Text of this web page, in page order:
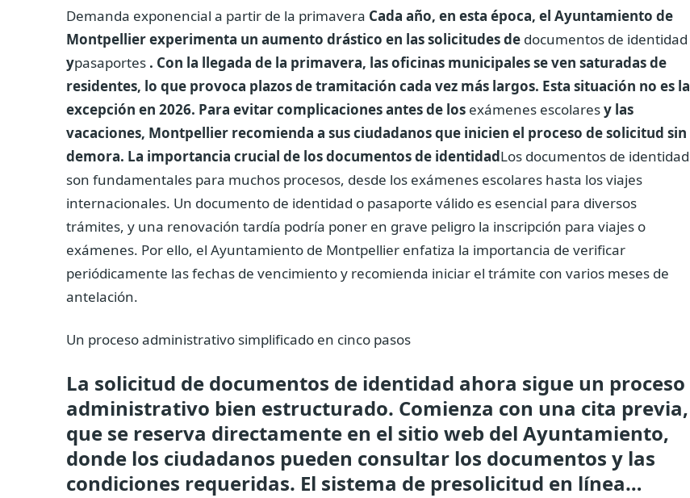
Demanda exponencial a partir de la primavera Cada año, en esta época, el Ayuntamiento de
Montpellier experimenta un aumento drástico en las solicitudes de documentos de identidad
ypasaportes . Con la llegada de la primavera, las oficinas municipales se ven saturadas de
residentes, lo que provoca plazos de tramitación cada vez más largos. Esta situación no es la
excepción en 2026. Para evitar complicaciones antes de los exámenes escolaresy las
vacaciones, Montpellier recomienda a sus ciudadanos que inicien el proceso de solicitud sin
demora. La importancia crucial de los documentos de identidadLos documentos de identidad
son fundamentales para muchos procesos, desde los exámenes escolares hasta los viajes
internacionales. Un documento de identidad o pasaporte válido es esencial para diversos
trámites, y una renovación tardía podría poner en grave peligro la inscripción para viajes o
exámenes. Por ello, el Ayuntamiento de Montpellier enfatiza la importancia de verificar
periódicamente las fechas de vencimiento y recomienda iniciar el trámite con varios meses de
antelación.
Un proceso administrativo simplificado en cinco pasos
La solicitud de documentos de identidad ahora sigue un proceso
administrativo bien estructurado. Comienza con una cita previa,
que se reserva directamente en el sitio web del Ayuntamiento,
donde los ciudadanos pueden consultar los documentos y las
condiciones requeridas. El sistema de presolicitud en línea…